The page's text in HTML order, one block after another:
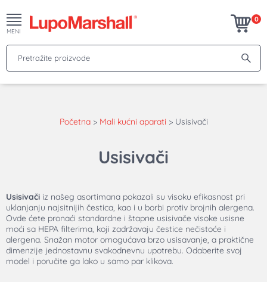
MENI
0
Pretražite proizvode
Početna > Mali kućni aparati > Usisivači
Usisivači
Usisivači iz našeg asortimana pokazali su visoku efikasnost pri
uklanjanju najsitnijih čestica, kao i u borbi protiv brojnih alergena.
Ovde ćete pronaći standardne i štapne usisivače visoke usisne
moći sa HEPA filterima, koji zadržavaju čestice nečistoće i
alergena. Snažan motor omogućava brzo usisavanje, a praktične
dimenzije jednostavnu svakodnevnu upotrebu. Odaberite svoj
model i poručite ga lako u samo par klikova.